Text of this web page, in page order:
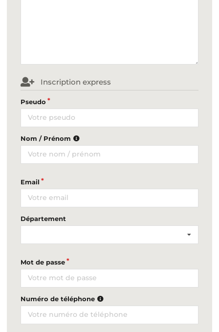
Inscription express
Pseudo
Nom / Prénom
Email
Département
Mot de passe
Numéro de téléphone